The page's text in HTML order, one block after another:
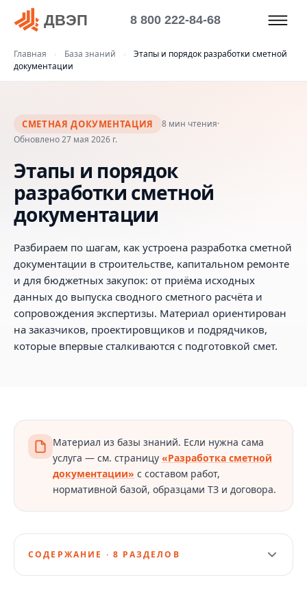
ДВЭП 8 800 222-84-68
Главная База знаний
Этапы и порядок разработки сметной
документации
СМЕТНАЯ ДОКУМЕНТАЦИЯ 8 мин чтения·
Обновлено 27 мая 2026 г.
Этапы и порядок
разработки сметной
документации
Разбираем по шагам, как устроена разработка сметной
документации в строительстве, капитальном ремонте
и для бюджетных закупок: от приёма исходных
данных до выпуска сводного сметного расчёта и
сопровождения экспертизы. Материал ориентирован
на заказчиков, проектировщиков и подрядчиков,
которые впервые сталкиваются с подготовкой смет.
Материал из базы знаний. Если нужна сама
услуга — см. страницу «Разработка сметной
документации» с составом работ,
нормативной базой, образцами ТЗ и договора.
СОДЕРЖАНИЕ · 8 РАЗДЕЛОВ